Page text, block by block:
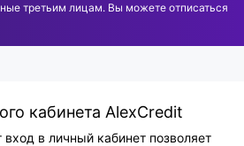
третьим лицам. Вы можете отписаться
кабинета AlexCredit
в личный кабинет позволяет